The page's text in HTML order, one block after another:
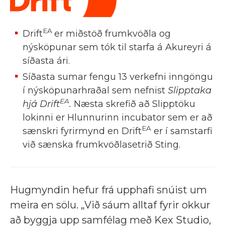
DriftEA er miðstöð frumkvöðla og
nýsköpunar sem tók til starfa á Akureyri á
síðasta ári.
Síðasta sumar fengu 13 verkefni inngöngu
í nýsköpunarhraðal sem nefnist Slipptaka
hjá DriftEA. Næsta skrefið að Slipptöku
lokinni er Hlunnurinn incubator sem er að
sænskri fyrirmynd en DriftEA er í samstarfi
við sænska frumkvöðlasetrið Sting.
Hugmyndin hefur frá upphafi snúist um
meira en sölu. „Við sáum alltaf fyrir okkur
að byggja upp samfélag með Kex Studio,